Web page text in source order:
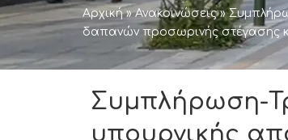
Αρχική»Ανακοινώσεις»
δαπανών προσωρινής στέγασης
Συμπλήρωση-
υπουργικής